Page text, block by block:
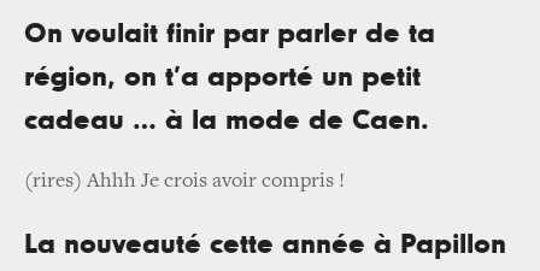
On voulait finir par parler de ta
région, on t’a apporté un petit
cadeau … à la mode de Caen.
(rires) Ahhh Je crois avoir compris !
La nouveauté cette année à Papillon